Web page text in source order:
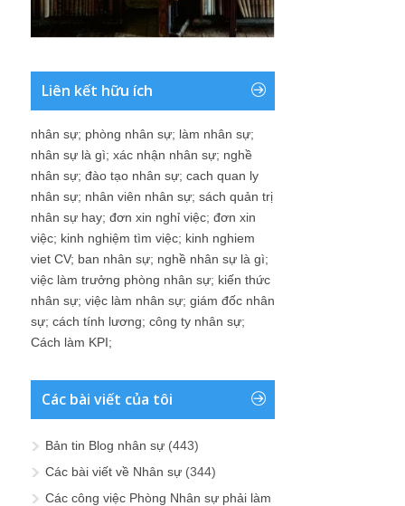
Liên kết hữu ích
nhân sự; phòng nhân sự; làm nhân sự;
nhân sự là gì; xác nhận nhân sự; nghề
nhân sự; đào tạo nhân sự; cach quan ly
nhân sự; nhân viên nhân sự; sách quản trị
nhân sự hay; đơn xin nghỉ việc; đơn xin
việc; kinh nghiệm tìm việc; kinh nghiem
viet CV; ban nhân sự; nghề nhân sự là gì;
việc làm trưởng phòng nhân sự; kiến thức
nhân sự; việc làm nhân sự; giám đốc nhân
sự; cách tính lương; công ty nhân sự;
Cách làm KPI;
Các bài viết của tôi
Bản tin Blog nhân sự (443)
Các bài viết về Nhân sự (344)
Các công việc Phòng Nhân sự phải làm